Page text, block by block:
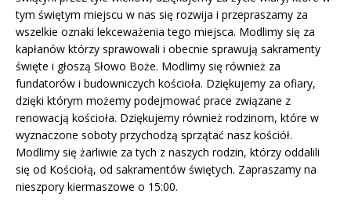
tym świętym miejscu w nas się rozwija i przepraszamy za
wszelkie oznaki lekceważenia tego miejsca. Modlimy się za
kapłanów którzy sprawowali i obecnie sprawują sakramenty
święte i głoszą Słowo Boże. Modlimy się również za
fundatorów i budowniczych kościoła. Dziękujemy za ofiary,
dzięki którym możemy podejmować prace związane z
renowacją kościoła. Dziękujemy również rodzinom, które w
wyznaczone soboty przychodzą sprzątać nasz kościół.
Modlimy się żarliwie za tych z naszych rodzin, którzy oddalili
się od Kościołą, od sakramentów świętych. Zapraszamy na
nieszpory kiermaszowe o 15:00.